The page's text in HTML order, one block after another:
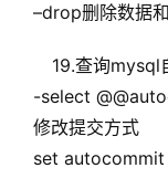
–drop删除数据
19.查询mysql
-select
修改提交方式
set